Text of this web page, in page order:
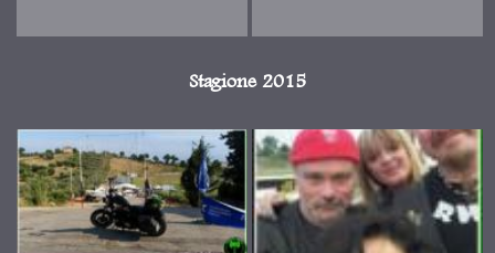
Stagione 2015